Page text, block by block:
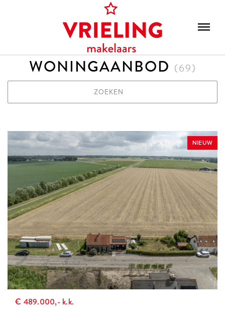
WONINGAANBOD (69)
ZOEKEN
KOOP & HUUR
PLAATS
MIN. PRIJS
MAX. PRIJS
ALLE FILTERS
NIEUW
€ 489.000,- k.k.